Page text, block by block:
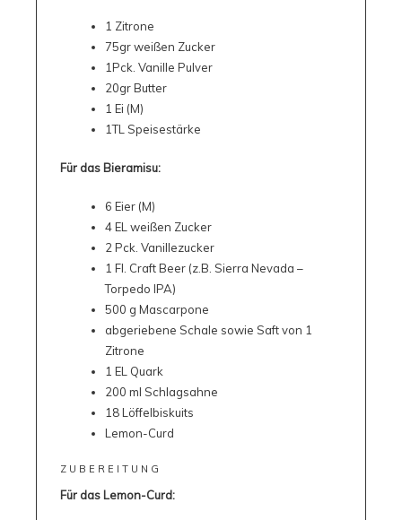
1 Zitrone
75gr weißen Zucker
1Pck. Vanille Pulver
20gr Butter
1 Ei (M)
1TL Speisestärke
Für das Bieramisu:
6 Eier (M)
4 EL weißen Zucker
2 Pck. Vanillezucker
1 Fl. Craft Beer (z.B. Sierra Nevada –
Torpedo IPA)
500 g Mascarpone
abgeriebene Schale sowie Saft von 1
Zitrone
1 EL Quark
200 ml Schlagsahne
18 Löffelbiskuits
Lemon-Curd
ZUBEREITUNG
Für das Lemon-Curd: